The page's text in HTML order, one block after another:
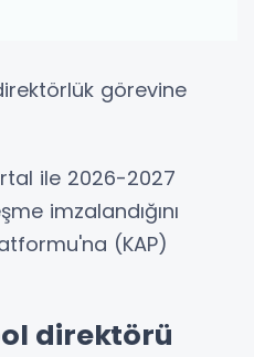
görevine
ile 2026-2027
imzalandığını
(KAP)
direktörü